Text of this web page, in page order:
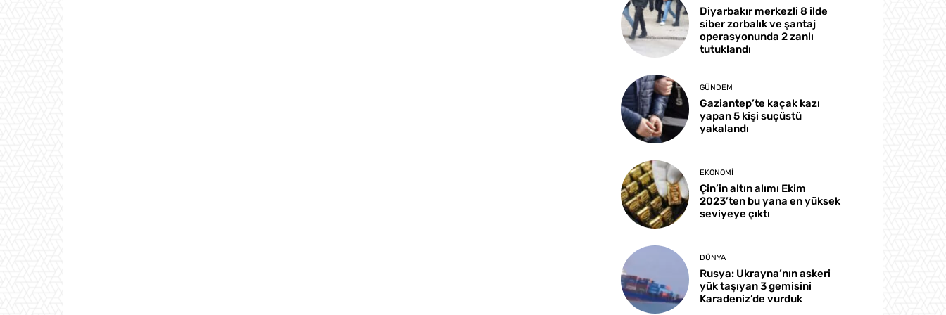
Diyarbakır merkezli 8 ilde
siber zorbalık ve şantaj
operasyonunda 2 zanlı
tutuklandı
GÜNDEM
Gaziantep’te kaçak kazı
yapan 5 kişi suçüstü
yakalandı
EKONOMI
Çin’in altın alımı Ekim
2023’ten bu yana en yüksek
seviyeye çıktı
DÜNYA
Rusya: Ukrayna’nın askeri
yük taşıyan 3 gemisini
Karadeniz’de vurduk